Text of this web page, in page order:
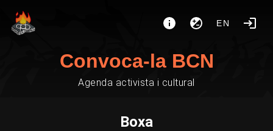
EN
Convoca-la BCN
Agenda activista i cultural
Boxa